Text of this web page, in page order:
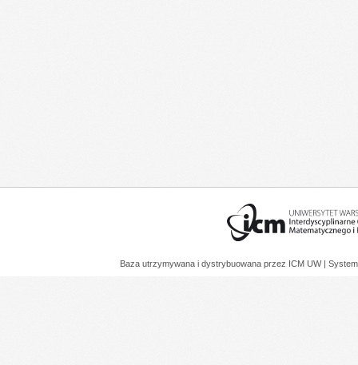
Baza utrzymywana i dystrybuowana przez ICM UW |